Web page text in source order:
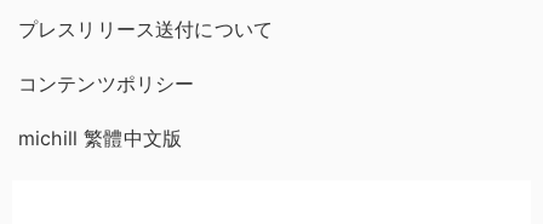
プレスリリース送付について
コンテンツポリシー
michill 繁體中文版